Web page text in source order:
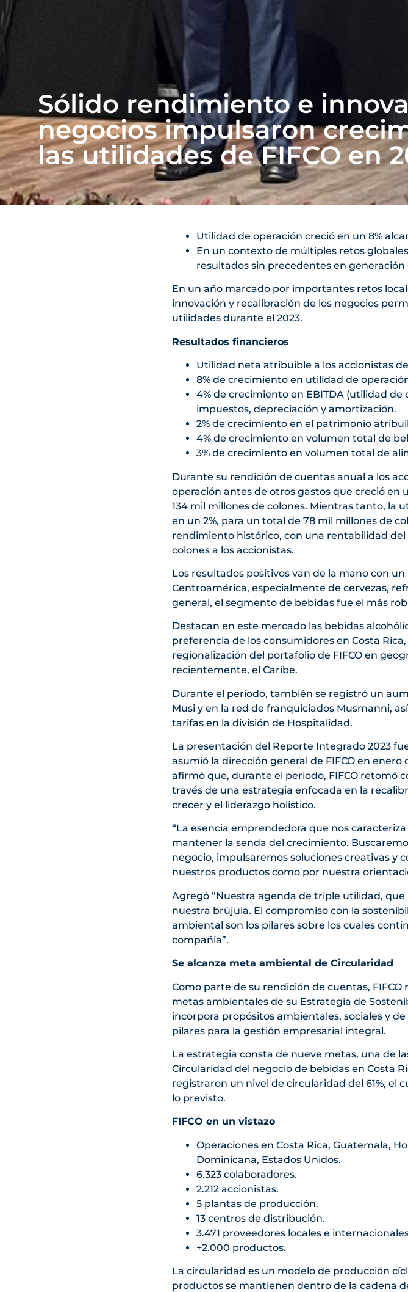
Sólido rendimiento e
negocios impulsaron
las utilidades de FIFCO en
Utilidad de operación creció en un 8%
En un contexto de múltiples retos
resultados sin precedentes en
En un año marcado por importantes retos
innovación y recalibración de los negocios
utilidades durante el 2023.
Resultados financieros
Utilidad neta atribuible a los accionistas
8% de crecimiento en utilidad de
4% de crecimiento en EBITDA (utilidad
impuestos, depreciación y amortización.
2% de crecimiento en el patrimonio
4% de crecimiento en volumen total de
3% de crecimiento en volumen total de
Durante su rendición de cuentas anual a los
operación antes de otros gastos que creció en
134 mil millones de colones. Mientras tanto, la
en un 2%, para un total de 78 mil millones de
rendimiento histórico, con una rentabilidad
colones a los accionistas.
Los resultados positivos van de la mano con
Centroamérica, especialmente de cervezas,
general, el segmento de bebidas fue el más
Destacan en este mercado las bebidas
preferencia de los consumidores en Costa
regionalización del portafolio de FIFCO en
recientemente, el Caribe.
Durante el periodo, también se registró un
Musi y en la red de franquiciados Musmanni,
tarifas en la división de Hospitalidad.
La presentación del Reporte Integrado 2023
asumió la dirección general de FIFCO en
afirmó que, durante el periodo, FIFCO retomó
través de una estrategia enfocada en la
crecer y el liderazgo holístico.
“La esencia emprendedora que nos
mantener la senda del crecimiento.
negocio, impulsaremos soluciones creativas y
nuestros productos como por nuestra
Agregó “Nuestra agenda de triple utilidad,
nuestra brújula. El compromiso con la
ambiental son los pilares sobre los cuales
compañía”.
Se alcanza meta ambiental de Circularidad
Como parte de su rendición de cuentas,
metas ambientales de su Estrategia de
incorpora propósitos ambientales, sociales y
pilares para la gestión empresarial integral.
La estrategia consta de nueve metas, una de
Circularidad del negocio de bebidas en Costa
registraron un nivel de circularidad del 61%, el
lo previsto.
FIFCO en un vistazo
Operaciones en Costa Rica, Guatemala,
Dominicana, Estados Unidos.
6.323 colaboradores.
2.212 accionistas.
5 plantas de producción.
13 centros de distribución.
3.471 proveedores locales e
+2.000 productos.
La circularidad es un modelo de producción
productos se mantienen dentro de la cadena